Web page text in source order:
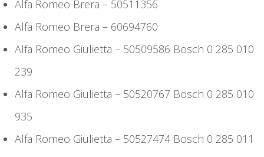
Alfa Romeo Brera – 50511356
Alfa Romeo Brera – 60694760
Alfa Romeo Giulietta – 50509586 Bosch 0 285 010
239
Alfa Romeo Giulietta – 50520767 Bosch 0 285 010
935
Alfa Romeo Giulietta – 50527474 Bosch 0 285 011